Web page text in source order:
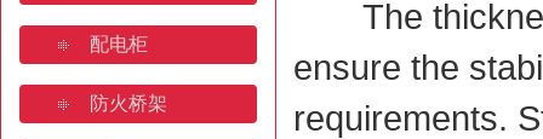
配电柜
防火桥架
The
ensure the
requirements.